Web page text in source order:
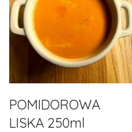
POMIDOROWA
LISKA 250ml